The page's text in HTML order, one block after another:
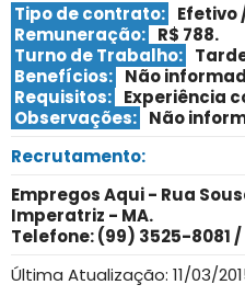
Tipo de contrato: Efetivo
Remuneração: R$ 788.
Turno de Trabalho:
Benefícios: Não
Requisitos: Experiência
Observações: Não
Recrutamento:
Empregos Aqui - Rua
Imperatriz - MA.
Telefone: (99) 3525-8081 /
Última Atualização: 11/03/